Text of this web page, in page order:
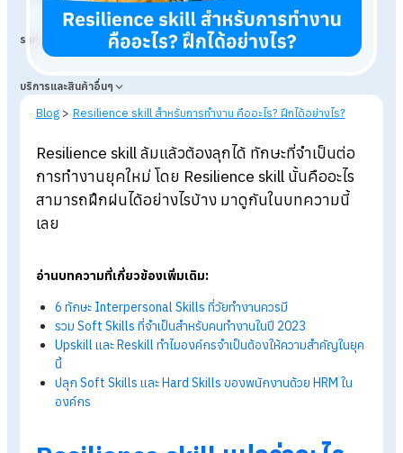
ราคา
บริการและสินค้าอื่นๆ
Blog > Resilience skill สำหรับการทำงาน คืออะไร? ฝึกได้อย่างไร?
Resilience skillล้มแล้วต้องลุกได้ ทักษะที่จำเป็นต่
การทำงานยุคใหม่ โดยResilience skill นั้นคืออะไ
สามารถฝึกฝนได้อย่างไรบ้าง มาดูกันในบทความนี้
เลย